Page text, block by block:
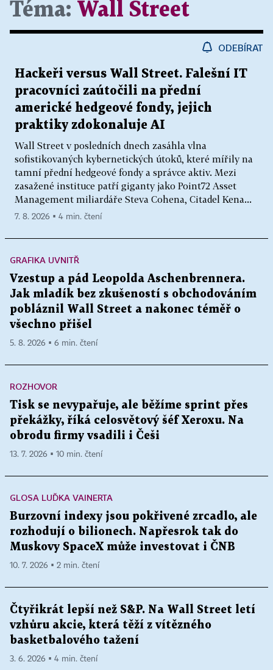
Téma: Wall Street
ODEBÍRAT
Hackeři versus Wall Street. Falešní IT
pracovníci zaútočili na přední
americké hedgeové fondy, jejich
praktiky zdokonaluje AI
Wall Street v posledních dnech zasáhla vlna
sofistikovaných kybernetických útoků, které mířily na
tamní přední hedgeové fondy a správce aktiv. Mezi
zasažené instituce patří giganty jako Point72 Asset
Management miliardáře Steva Cohena, Citadel Kena...
7. 8. 2026 ▪ 4 min. čtení
GRAFIKA UVNITŘ
Vzestup a pád Leopolda Aschenbrennera.
Jak mladík bez zkušeností s obchodováním
pobláznil Wall Street a nakonec téměř o
všechno přišel
5. 8. 2026 ▪ 6 min. čtení
ROZHOVOR
Tisk se nevypařuje, ale běžíme sprint přes
překážky, říká celosvětový šéf Xeroxu. Na
obrodu firmy vsadili i Češi
13. 7. 2026 ▪ 10 min. čtení
GLOSA LUĎKA VAINERTA
Burzovní indexy jsou pokřivené zrcadlo, ale
rozhodují o bilionech. Napřesrok tak do
Muskovy SpaceX může investovat i ČNB
10. 7. 2026 ▪ 2 min. čtení
Čtyřikrát lepší než S&P. Na Wall Street letí
vzhůru akcie, která těží z vítězného
basketbalového tažení
3. 6. 2026 ▪ 4 min. čtení